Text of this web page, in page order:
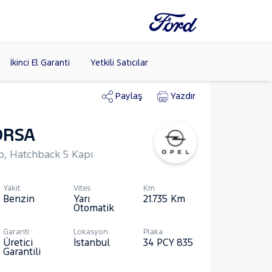
İkinci El Garanti Yetkili Satıcılar
Paylaş Yazdır
Hatchback 5 Kapı
Yakıt
Benzin
Vites
Yarı
Otomatik
Km
21.735 Km
Garanti
Üretici
Garantili
Lokasyon
İstanbul
Plaka
34 PCY 835